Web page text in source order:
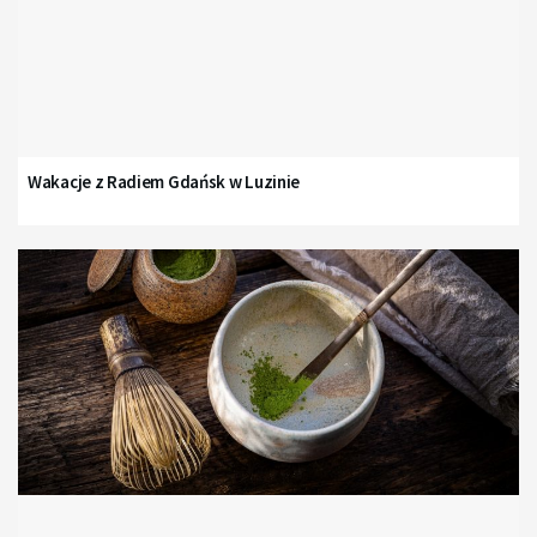
Wakacje z Radiem Gdańsk w Luzinie